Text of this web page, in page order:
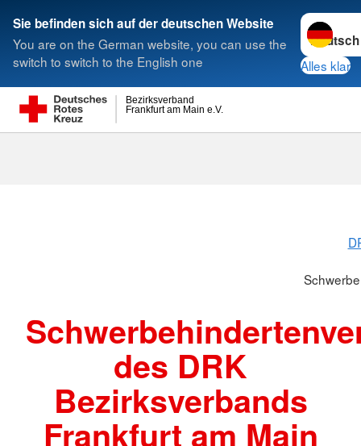
Sie befinden sich auf der deutschen Website
You are on the German website, you can use the
switch to switch to the English one
Sprache
Alles klar
Frankfurt am Main e.V.
Bezirksverband
Suche
des DRK
Bezirksverbands
Frankfurt am Main